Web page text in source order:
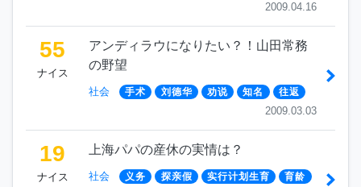
2009.04.16
55
ナイス
アンディラウになりたい？！山田常務
の野望
社会 手术 刘德华 劝说 知名 往返
2009.03.03
19
ナイス
上海パパの産休の実情は？
社会 义务 探亲假 实行计划生育
育龄